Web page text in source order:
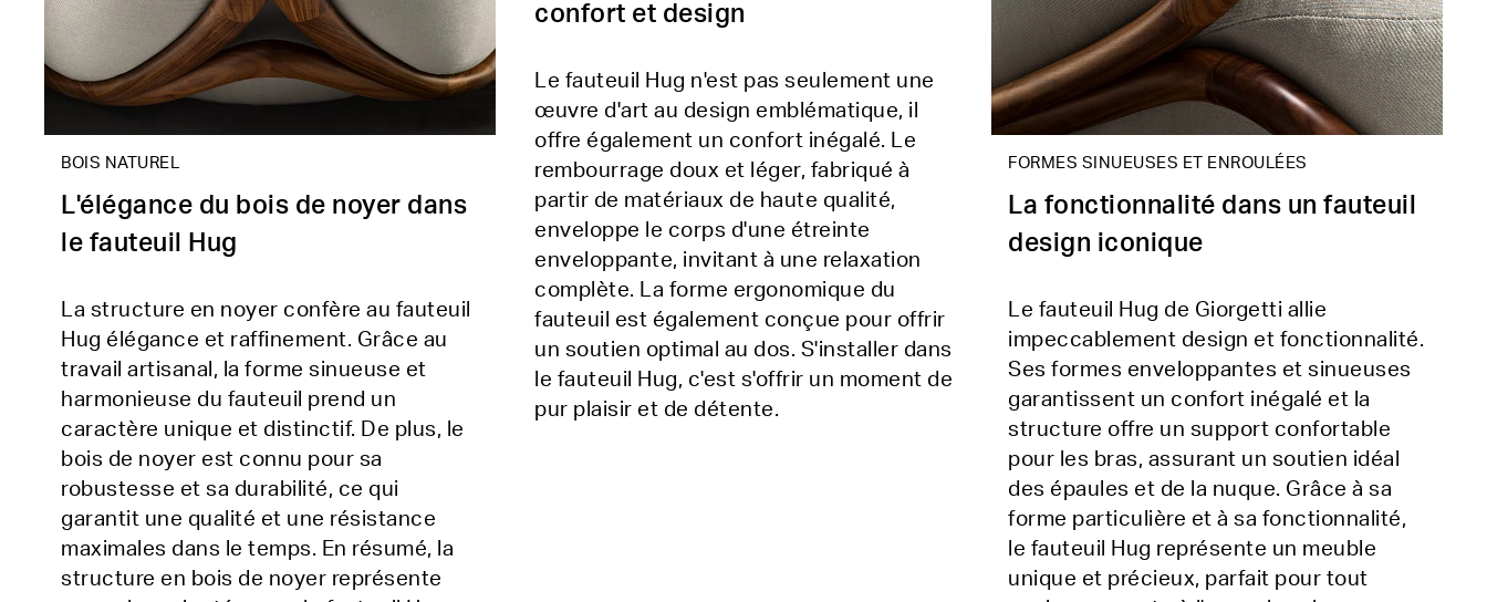
BOIS NATUREL
L'élégance du bois de noyer dans
le fauteuil Hug
La structure en noyer confère au fauteuil
Hug élégance et raffinement. Grâce au
travail artisanal, la forme sinueuse et
harmonieuse du fauteuil prend un
caractère unique et distinctif. De plus, le
bois de noyer est connu pour sa
robustesse et sa durabilité, ce qui
garantit une qualité et une résistance
maximales dans le temps. En résumé, la
structure en bois de noyer représente
confort et design
Le fauteuil Hug n'est pas seulement une
œuvre d'art au design emblématique, il
offre également un confort inégalé. Le
rembourrage doux et léger, fabriqué à
partir de matériaux de haute qualité,
enveloppe le corps d'une étreinte
enveloppante, invitant à une relaxation
complète. La forme ergonomique du
fauteuil est également conçue pour offrir
un soutien optimal au dos. S'installer dans
le fauteuil Hug, c'est s'offrir un moment de
pur plaisir et de détente.
FORMES SINUEUSES ET ENROULÉES
La fonctionnalité dans un fauteuil
design iconique
Le fauteuil Hug de Giorgetti allie
impeccablement design et fonctionnalité.
Ses formes enveloppantes et sinueuses
garantissent un confort inégalé et la
structure offre un support confortable
pour les bras, assurant un soutien idéal
des épaules et de la nuque. Grâce à sa
forme particulière et à sa fonctionnalité,
le fauteuil Hug représente un meuble
unique et précieux, parfait pour tout